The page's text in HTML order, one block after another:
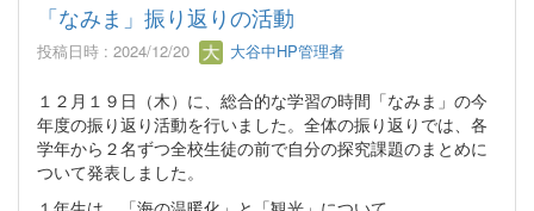
「なみま」振り返りの活動
投稿日時 : 2024/12/20 大谷中HP管理者
１２月１９日（木）に、総合的な学習の時間「なみま」の今
年度の振り返り活動を行いました。全体の振り返りでは、各
学年から２名ずつ全校生徒の前で自分の探究課題のまとめに
ついて発表しました。